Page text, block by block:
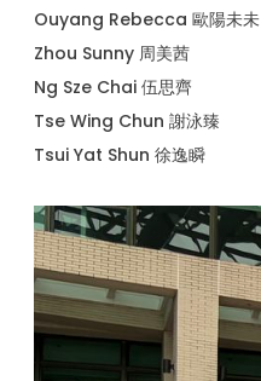
Ouyang Rebecca 歐陽未未
Zhou Sunny 周美茜
Ng Sze Chai 伍思齊
Tse Wing Chun 謝泳臻
Tsui Yat Shun 徐逸瞬